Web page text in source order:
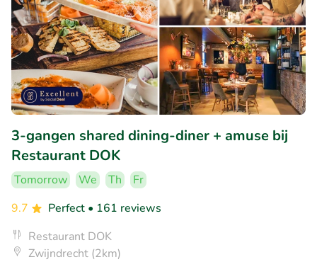
3-gangen shared dining-diner + amuse bij
Restaurant DOK
Tomorrow We Th
Fr
9.7
Perfect • 161 reviews
Restaurant DOK
Zwijndrecht (2km)